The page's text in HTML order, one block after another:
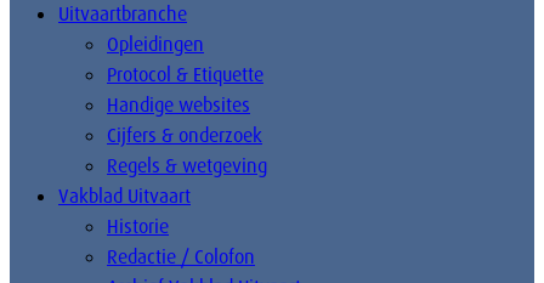
Uitvaartbranche
Opleidingen
Protocol & Etiquette
Handige websites
Cijfers & onderzoek
Regels & wetgeving
Vakblad Uitvaart
Historie
Redactie / Colofon